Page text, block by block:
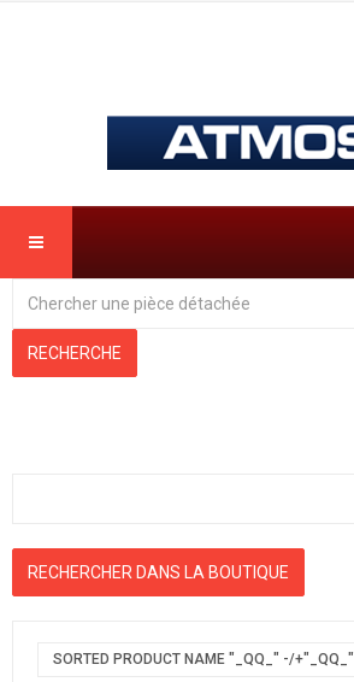
SORTED PRODUCT NAME "_QQ_" -/+"_QQ_"